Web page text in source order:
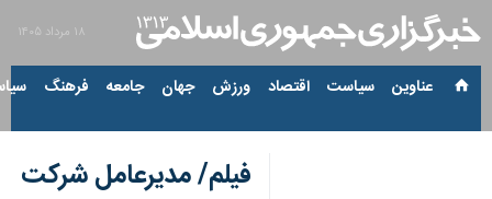
۱۸ مرداد ۱۴۰۵
عناوین‌ سیاست اقتصاد ورزش جهان جامعه فرهنگ
فیلم/ مدیرعامل شرکت